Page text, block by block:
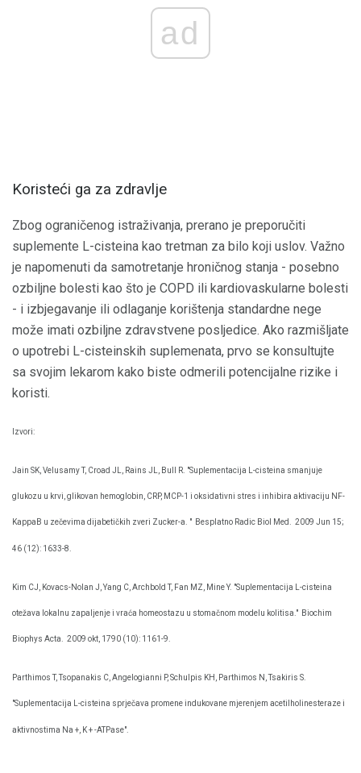
ad
Koristeći ga za zdravlje
Zbog ograničenog istraživanja, prerano je preporučiti
suplemente L-cisteina kao tretman za bilo koji uslov. Važno
je napomenuti da samotretanje hroničnog stanja - posebno
ozbiljne bolesti kao što je COPD ili kardiovaskularne bolesti
- i izbjegavanje ili odlaganje korištenja standardne nege
može imati ozbiljne zdravstvene posljedice. Ako razmišljate
o upotrebi L-cisteinskih suplemenata, prvo se konsultujte
sa svojim lekarom kako biste odmerili potencijalne rizike i
koristi.
Izvori:
Jain SK, Velusamy T, Croad JL, Rains JL, Bull R. "Suplementacija L-cisteina smanjuje
glukozu u krvi, glikovan hemoglobin, CRP, MCP-1 i oksidativni stres i inhibira aktivaciju NF-
KappaB u zečevima dijabetičkih zveri Zucker-a. " Besplatno Radic Biol Med. 2009 Jun 15;
46 (12): 1633-8.
Kim CJ, Kovacs-Nolan J, Yang C, Archbold T, Fan MZ, Mine Y. "Suplementacija L-cisteina
otežava lokalnu zapaljenje i vraća homeostazu u stomačnom modelu kolitisa." Biochim
Biophys Acta. 2009 okt, 1790 (10): 1161-9.
Parthimos T, Tsopanakis C, Angelogianni P, Schulpis KH, Parthimos N, Tsakiris S.
"Suplementacija L-cisteina sprječava promene indukovane mjerenjem acetilholinesteraze i
aktivnostima Na +, K + -ATPase".